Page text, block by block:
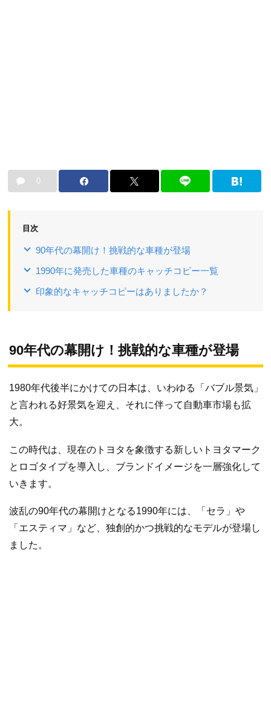
0
目次
90年代の幕開け！挑戦的な車種が登場
1990年に発売した車種のキャッチコピー一覧
印象的なキャッチコピーはありましたか？
90年代の幕開け！挑戦的な車種が登場
1980年代後半にかけての日本は、いわゆる「バブル景気」
と言われる好景気を迎え、それに伴って自動車市場も拡
大。
この時代は、現在のトヨタを象徴する新しいトヨタマーク
とロゴタイプを導入し、ブランドイメージを一層強化して
いきます。
波乱の90年代の幕開けとなる1990年には、「セラ」や
「エスティマ」など、独創的かつ挑戦的なモデルが登場し
ました。